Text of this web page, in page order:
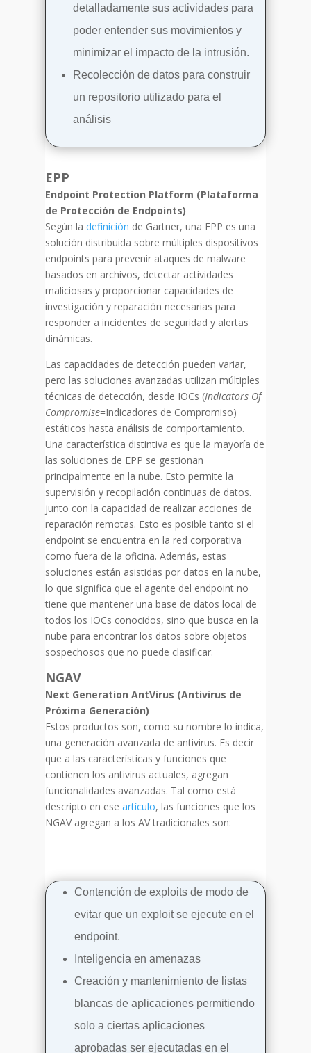
detalladamente sus actividades para
poder entender sus movimientos y
minimizar el impacto de la intrusión.
Recolección de datos para construir
un repositorio utilizado para el
análisis
EPP
Endpoint Protection Platform (Plataforma
de Protección de Endpoints)
Según la definición de Gartner, una EPP es una
solución distribuida sobre múltiples dispositivos
endpoints para prevenir ataques de malware
basados en archivos, detectar actividades
maliciosas y proporcionar capacidades de
investigación y reparación necesarias para
responder a incidentes de seguridad y alertas
dinámicas.
Las capacidades de detección pueden variar,
pero las soluciones avanzadas utilizan múltiples
técnicas de detección, desde IOCs (Indicators Of
Compromise=Indicadores de Compromiso)
estáticos hasta análisis de comportamiento.
Una característica distintiva es que la mayoría de
las soluciones de EPP se gestionan
principalmente en la nube. Esto permite la
supervisión y recopilación continuas de datos.
junto con la capacidad de realizar acciones de
reparación remotas. Esto es posible tanto si el
endpoint se encuentra en la red corporativa
como fuera de la oficina. Además, estas
soluciones están asistidas por datos en la nube,
lo que significa que el agente del endpoint no
tiene que mantener una base de datos local de
todos los IOCs conocidos, sino que busca en la
nube para encontrar los datos sobre objetos
sospechosos que no puede clasificar.
NGAV
Next Generation AntVirus (Antivirus de
Próxima Generación)
Estos productos son, como su nombre lo indica,
una generación avanzada de antivirus. Es decir
que a las características y funciones que
contienen los antivirus actuales, agregan
funcionalidades avanzadas. Tal como está
descripto en ese artículo, las funciones que los
NGAV agregan a los AV tradicionales son:
Contención de exploits de modo de
evitar que un exploit se ejecute en el
endpoint.
Inteligencia en amenazas
Creación y mantenimiento de listas
blancas de aplicaciones permitiendo
solo a ciertas aplicaciones
aprobadas ser ejecutadas en el